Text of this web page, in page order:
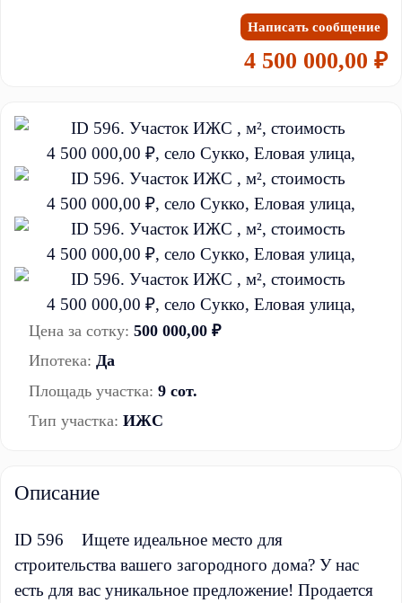
Написать сообщение
4 500 000,00 ₽
Цена за сотку: 500 000,00 ₽
Ипотека: Да
Площадь участка: 9 сот.
Тип участка: ИЖС
Описание
ID 596 Ищете идеальное место для
строительства вашего загородного дома? У нас
есть для вас уникальное предложение! Продается